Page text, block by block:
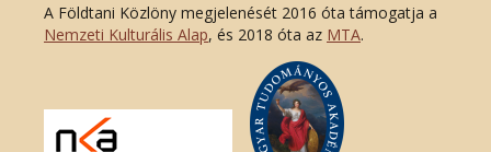
A Földtani Közlöny megjelenését 2016 óta támogatja a
Nemzeti Kulturális Alap, és 2018 óta az MTA.